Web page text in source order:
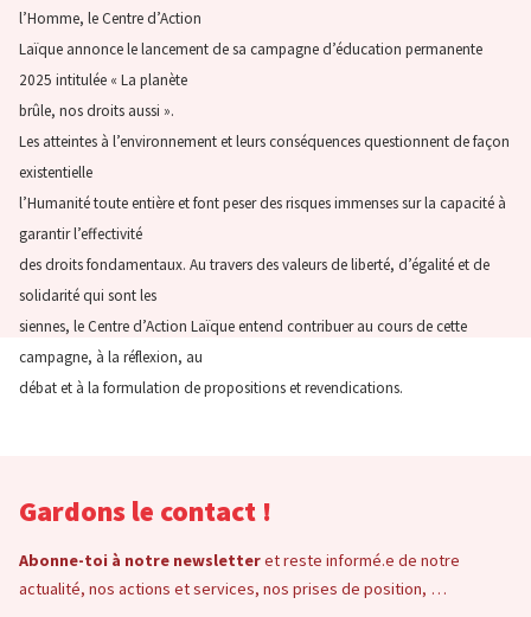
l’Homme, le Centre d’Action
Laïque annonce le lancement de sa campagne d’éducation permanente
2025 intitulée « La planète
brûle, nos droits aussi ».
Les atteintes à l’environnement et leurs conséquences questionnent de façon
existentielle
l’Humanité toute entière et font peser des risques immenses sur la capacité à
garantir l’effectivité
des droits fondamentaux. Au travers des valeurs de liberté, d’égalité et de
solidarité qui sont les
siennes, le Centre d’Action Laïque entend contribuer au cours de cette
campagne, à la réflexion, au
débat et à la formulation de propositions et revendications.
Gardons le contact !
Abonne-toi à notre newsletteret reste informé.e de notre
actualité, nos actions et services, nos prises de position, …